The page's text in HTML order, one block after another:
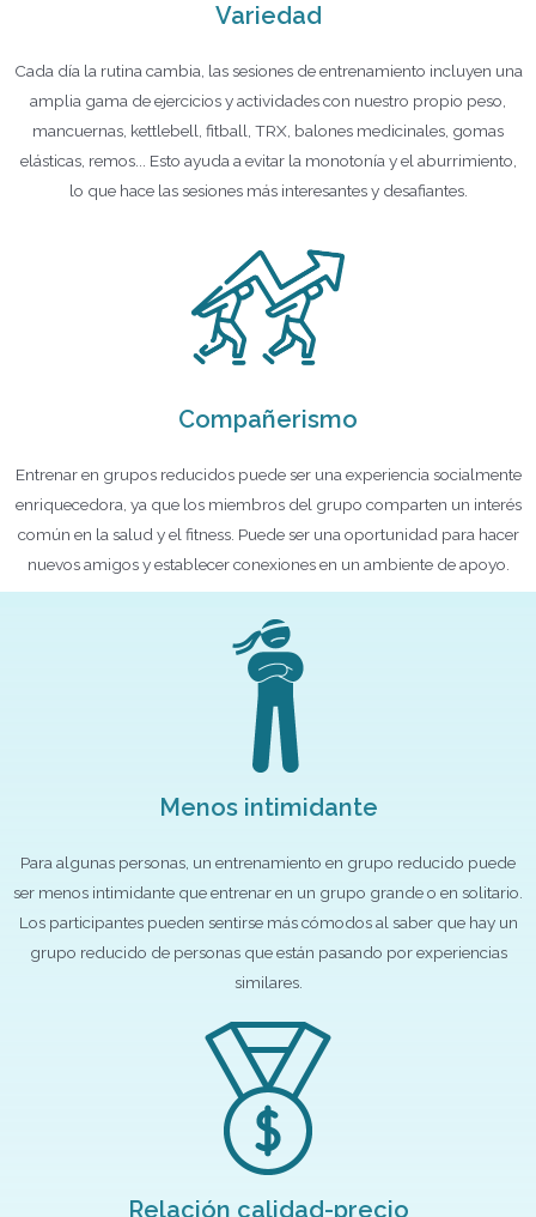
Variedad
Cada día la rutina cambia, las sesiones de entrenamiento incluyen una
amplia gama de ejercicios y actividades con nuestro propio peso,
mancuernas, kettlebell, fitball, TRX, balones medicinales, gomas
elásticas, remos... Esto ayuda a evitar la monotonía y el aburrimiento,
lo que hace las sesiones más interesantes y desafiantes.
Compañerismo
Entrenar en grupos reducidos puede ser una experiencia socialmente
enriquecedora, ya que los miembros del grupo comparten un interés
común en la salud y el fitness. Puede ser una oportunidad para hacer
nuevos amigos y establecer conexiones en un ambiente de apoyo.
Menos intimidante
Para algunas personas, un entrenamiento en grupo reducido puede
ser menos intimidante que entrenar en un grupo grande o en solitario.
Los participantes pueden sentirse más cómodos al saber que hay un
grupo reducido de personas que están pasando por experiencias
similares.
Relación calidad-precio